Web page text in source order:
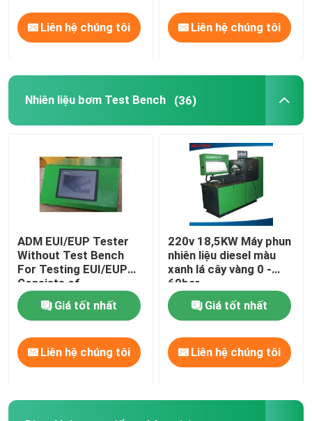
Đường sắt phổ biến cụ Injector
Công cụ đường sắt thông thường
Đường sắt thông thường Kits Injector Sửa chữa
Nhiên liệu giao hàng Valve
Nhiên liệu Injector Nozzle
Liên hệ chúng tôi Liên hệ chúng tôi
Nhiên liệu bơm Test Bench (36)
ADM EUI/EUP Tester
Without Test Bench
For Testing EUI/EUP
Consists of
Cambox&Controller&
Specific Accessories
(Điều kiểm tra EUI/EUP
của ADM không có
băng kiểm tra)
Giá tốt nhất
Liên hệ chúng tôi
220v 18,5KW Máy phun
nhiên liệu diesel màu
xanh lá cây vàng 0 -
60bar
Giá tốt nhất
Liên hệ chúng tôi